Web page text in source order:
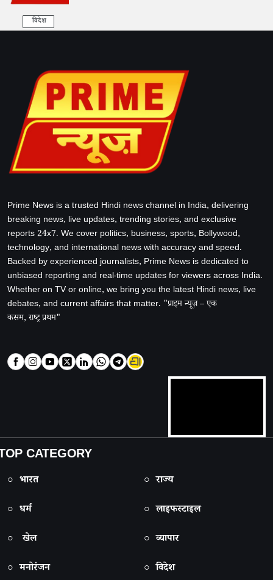
विदेश
Prime News is a trusted Hindi news channel in India, delivering
breaking news, live updates, trending stories, and exclusive
reports 24x7. We cover politics, business, sports, Bollywood,
technology, and international news with accuracy and speed.
Backed by experienced journalists, Prime News is dedicated to
unbiased reporting and real-time updates for viewers across India.
Whether on TV or online, we bring you the latest Hindi news, live
debates, and current affairs that matter. "प्राइम न्यूज़ – एक
कसम, राष्ट्र प्रथम"
CATEGORY
○ भारत
○ राज्य
○ धर्म
○ लाइफस्टाइल
○ खेल
○ व्यापार
○ मनोरंजन
○ विदेश